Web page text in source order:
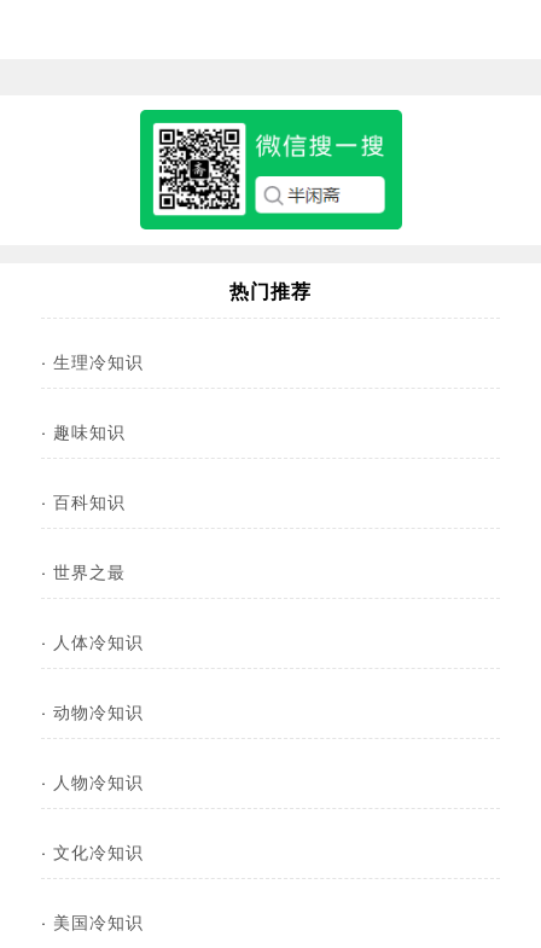
热门推荐
· 生理冷知识
· 趣味知识
· 百科知识
· 世界之最
· 人体冷知识
· 动物冷知识
· 人物冷知识
· 文化冷知识
· 美国冷知识